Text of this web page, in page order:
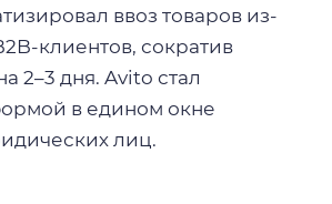
ввоз товаров из-
клиентов, сократив
2–3 дня. Avito стал
в едином окне
лиц.